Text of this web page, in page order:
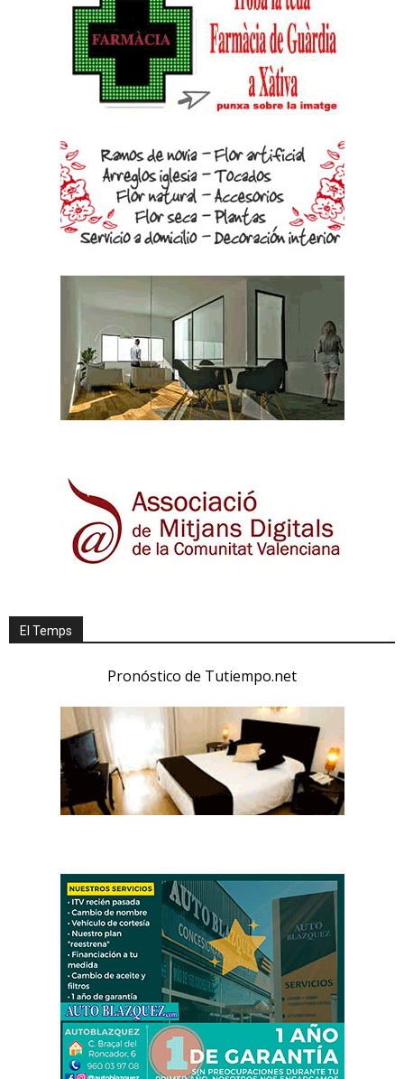
El Temps
Pronóstico de Tutiempo.net